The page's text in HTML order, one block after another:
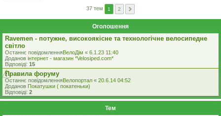
37 тем 1 2
Оголошення
Ravemen - потужне, високоякісне та технологічне велосипедне
світло
Останнє повідомленняВелоДім « 6.1.23 11:40
Доданов iнтернет - магазин *Velosiped.com*
Відповіді: 15
Правила форуму
Останнє повідомленняВелопортал « 20.6.14 04:52
Доданов Покатушки ( покатеньки)
Відповіді: 2
Тем